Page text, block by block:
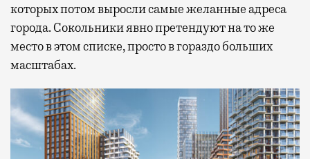
которых потом выросли самые желанные адреса
города. Сокольники явно претендуют на то же
место в этом списке, просто в гораздо больших
масштабах.